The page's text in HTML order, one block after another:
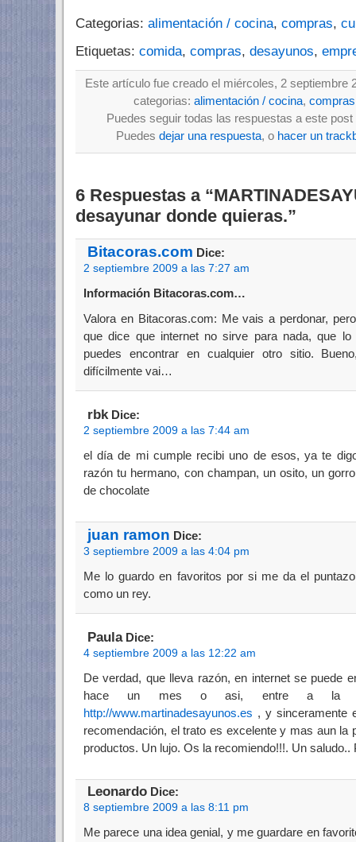
Categorias: alimentación / cocina, compras,
Etiquetas: comida, compras, desayunos,
Este artículo fue creado el miércoles, 2 septiembre
categorias: alimentación / cocina, compras
Puedes seguir todas las respuestas a este
Puedes dejar una respuesta, o hacer un
6 Respuestas a
desayunar donde quieras.”
Bitacoras.com Dice:
2 septiembre 2009 a las 7:27 am
Información Bitacoras.com…
Valora en Bitacoras.com: Me vais a perdonar,
que dice que internet no sirve para nada, que
puedes encontrar en cualquier otro sitio.
difícilmente vai…
rbk Dice:
2 septiembre 2009 a las 7:44 am
el día de mi cumple recibi uno de esos, ya te
razón tu hermano, con champan, un osito, un
de chocolate
juan ramon Dice:
3 septiembre 2009 a las 4:04 pm
Me lo guardo en favoritos por si me da el
como un rey.
PaulaDice:
4 septiembre 2009 a las 12:22 am
De verdad, que lleva razón, en internet se puede
hace un mes o asi, entre a la
http://www.martinadesayunos.es , y sinceramente
recomendación, el trato es excelente y mas aun la
productos. Un lujo. Os la recomiendo!!!. Un saludo..
Leonardo Dice:
8 septiembre 2009 a las 8:11 pm
Me parece una idea genial, y me guardare en